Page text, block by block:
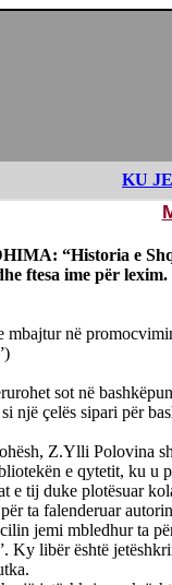
KU
“Historia e
ftesa ime për lexim.
mbajtur në
sot në
si një çelës sipari për
Z.Ylli Polovina
e qytetit, ku u
e tij duke plotësuar
ta falenderuar
jemi mbledhur ta
Ky libër është